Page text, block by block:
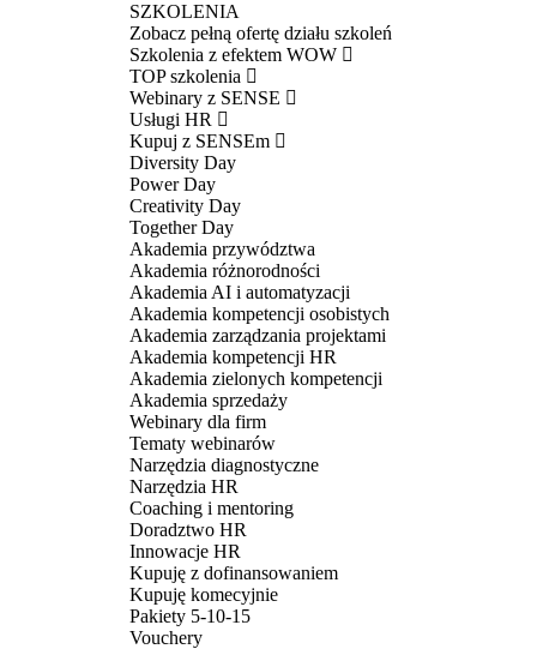
SZKOLENIA
Zobacz pełną ofertę działu szkoleń
Szkolenia z efektem WOW
TOP szkolenia
Webinary z SENSE
Usługi HR
Kupuj z SENSEm
Diversity Day
Power Day
Creativity Day
Together Day
Akademia przywództwa
Akademia różnorodności
Akademia AI i automatyzacji
Akademia kompetencji osobistych
Akademia zarządzania projektami
Akademia kompetencji HR
Akademia zielonych kompetencji
Akademia sprzedaży
Webinary dla firm
Tematy webinarów
Narzędzia diagnostyczne
Narzędzia HR
Coaching i mentoring
Doradztwo HR
Innowacje HR
Kupuję z dofinansowaniem
Kupuję komecyjnie
Pakiety 5-10-15
Vouchery